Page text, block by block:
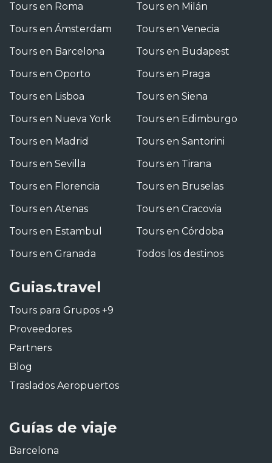
Tours en Roma
Tours en Ámsterdam
Tours en Barcelona
Tours en Oporto
Tours en Lisboa
Tours en Nueva York
Tours en Madrid
Tours en Sevilla
Tours en Florencia
Tours en Atenas
Tours en Estambul
Tours en Granada
Tours en Milán
Tours en Venecia
Tours en Budapest
Tours en Praga
Tours en Siena
Tours en Edimburgo
Tours en Santorini
Tours en Tirana
Tours en Bruselas
Tours en Cracovia
Tours en Córdoba
Todos los destinos
Guias.travel
Tours para Grupos +9
Proveedores
Partners
Blog
Traslados Aeropuertos
Guías de viaje
Barcelona